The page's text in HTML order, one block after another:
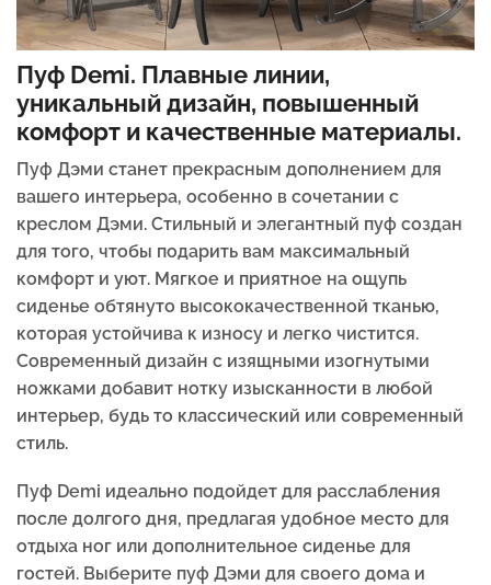
Пуф Demi. Плавные линии,
уникальный дизайн, повышенный
комфорт и качественные материалы.
Пуф Дэми станет прекрасным дополнением для
вашего интерьера, особенно в сочетании с
креслом Дэми. Стильный и элегантный пуф создан
для того, чтобы подарить вам максимальный
комфорт и уют. Мягкое и приятное на ощупь
сиденье обтянуто высококачественной тканью,
которая устойчива к износу и легко чистится.
Современный дизайн с изящными изогнутыми
ножками добавит нотку изысканности в любой
интерьер, будь то классический или современный
стиль.
Пуф Demi идеально подойдет для расслабления
после долгого дня, предлагая удобное место для
отдыха ног или дополнительное сиденье для
гостей. Выберите пуф Дэми для своего дома и